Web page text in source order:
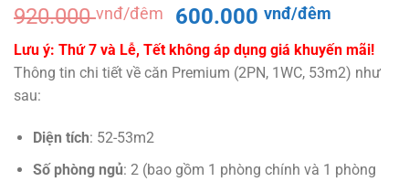
920.000vnđ/đêm
Giá
gốc
là:
920.000 vnđ/
600.000vnđ/đêm
hiện
tại
là:
Lưu ý: Thứ 7 và Lễ, Tết không áp dụng giá khuyến mãi!
Thông tin chi tiết về căn Premium (2PN, 1WC, 53m2) như
sau:
Diện tích: 52-53m2
Số phòng ngủ: 2 (bao gồm 1 phòng chính và 1 phòng